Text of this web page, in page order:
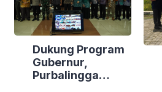
Dukung Program
Gubernur,
Purbalingga